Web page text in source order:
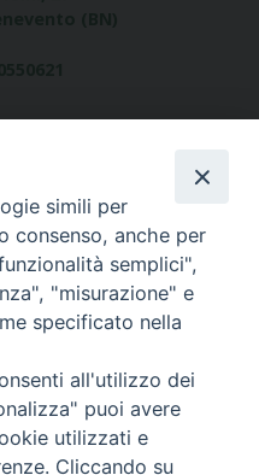
Dove siamo
contatti
Area riservata
simili per
consenso, anche per
semplici",
"misurazione" e
specificato nella
all'utilizzo dei
puoi avere
utilizzati e
Cliccando su